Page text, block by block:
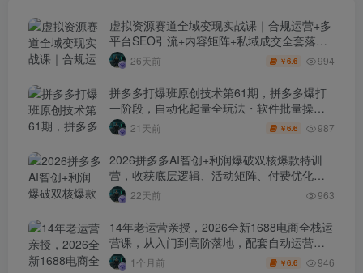
虚拟资源赛道全域变现实战课｜合规运营+多
平台SEO引流+内容矩阵+私域成交全套落地
玩法26天前 ￥6.6 994
拼多多打爆班原创技术第61期，拼多多爆打
一阶段，自动化起量全玩法・软件批量操
作・投产优化・大促矩阵实战课
21天前 ￥6.6 987
2026拼多多AI智创+利润爆破双核爆款特训
营，收获底层逻辑、活动矩阵、付费优化、
0-1打爆SOP
22天前 963
14年老运营亲授，2026全新1688电商全栈运
营课，从入门到高阶落地，配套自动运营表
+工具包+直播诊断等
1个月前 ￥6.6 946